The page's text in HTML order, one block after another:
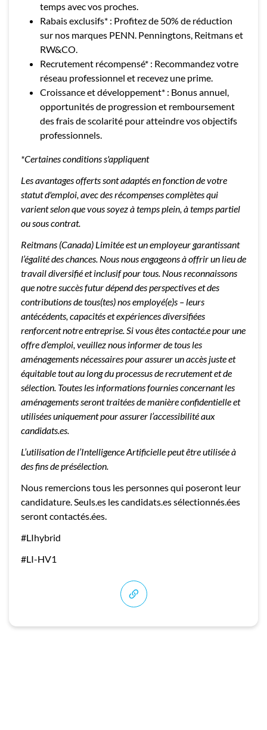
temps avec vos proches.
Rabais exclusifs* : Profitez de 50% de réduction
sur nos marques PENN. Penningtons, Reitmans et
RW&CO.
Recrutement récompensé* : Recommandez votre
réseau professionnel et recevez une prime.
Croissance et développement* : Bonus annuel,
opportunités de progression et remboursement
des frais de scolarité pour atteindre vos objectifs
professionnels.
*Certaines conditions s'appliquent
Les avantages offerts sont adaptés en fonction de votre
statut d'emploi, avec des récompenses complètes qui
varient selon que vous soyez à temps plein, à temps partiel
ou sous contrat.
Reitmans (Canada) Limitée est un employeur garantissant
l’égalité des chances. Nous nous engageons à offrir un lieu de
travail diversifié et inclusif pour tous. Nous reconnaissons
que notre succès futur dépend des perspectives et des
contributions de tous(tes) nos employé(e)s – leurs
antécédents, capacités et expériences diversifiées
renforcent notre entreprise. Si vous êtes contacté.e pour une
offre d’emploi, veuillez nous informer de tous les
aménagements nécessaires pour assurer un accès juste et
équitable tout au long du processus de recrutement et de
sélection. Toutes les informations fournies concernant les
aménagements seront traitées de manière confidentielle et
utilisées uniquement pour assurer l’accessibilité aux
candidats.es.
L’utilisation de l’Intelligence Artificielle peut être utilisée à
des fins de présélection.
Nous remercions tous les personnes qui poseront leur
candidature. Seuls.es les candidats.es sélectionnés.ées
seront contactés.ées.
#LIhybrid
#LI-HV1